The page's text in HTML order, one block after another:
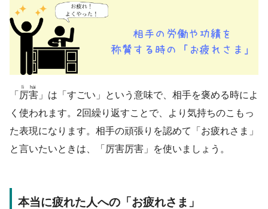
「 厉害
lì hài
」は「すごい」という意味で、相手を褒める時によ
く使われます。2回繰り返すことで、より気持ちのこもっ
た表現になります。相手の頑張りを認めて「お疲れさま」
と言いたいときは、「厉害厉害」を使いましょう。
本当に疲れた人への「お疲れさま」